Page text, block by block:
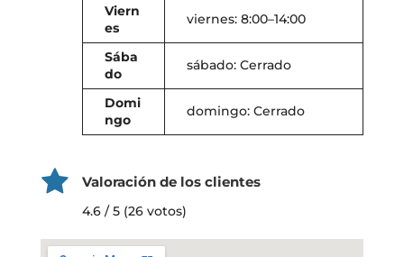
Viern
es
viernes: 8:00–14:00
Sába
do
sábado: Cerrado
Domi
ngo
domingo: Cerrado
Valoración de los clientes
4.6 / 5 (26 votos)